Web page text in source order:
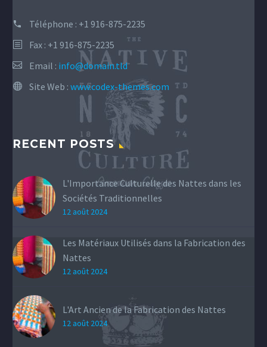
Téléphone : +1 916-875-2235
Fax : +1 916-875-2235
Email : info@domain.tld
Site Web : www.codex-themes.com
RECENT POSTS
L'Importance Culturelle des Nattes dans les
Sociétés Traditionnelles
12 août 2024
Les Matériaux Utilisés dans la Fabrication des
Nattes
12 août 2024
L'Art Ancien de la Fabrication des Nattes
12 août 2024